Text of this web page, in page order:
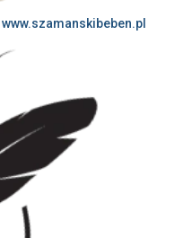
www.szamanskibeben.pl